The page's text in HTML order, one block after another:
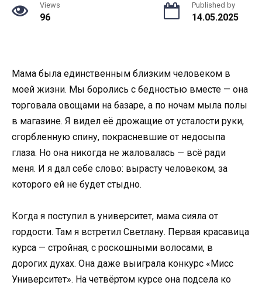
Views
96
Published by
14.05.2025
Мама была единственным близким человеком в
моей жизни. Мы боролись с бедностью вместе — она
торговала овощами на базаре, а по ночам мыла полы
в магазине. Я видел её дрожащие от усталости руки,
сгорбленную спину, покрасневшие от недосыпа
глаза. Но она никогда не жаловалась — всё ради
меня. И я дал себе слово: вырасту человеком, за
которого ей не будет стыдно.
Когда я поступил в университет, мама сияла от
гордости. Там я встретил Светлану. Первая красавица
курса — стройная, с роскошными волосами, в
дорогих духах. Она даже выиграла конкурс «Мисс
Университет». На четвёртом курсе она подсела ко